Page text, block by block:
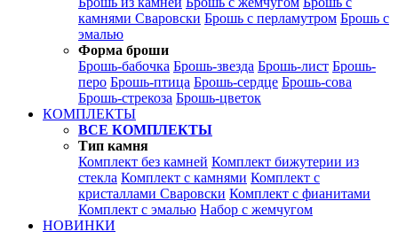
камнями Сваровски Брошь с перламутром Брошь с
эмалью
Форма броши
Брошь-бабочка Брошь-звезда Брошь-лист Брошь-
перо Брошь-птица Брошь-сердце Брошь-сова
Брошь-стрекоза Брошь-цветок
КОМПЛЕКТЫ
ВСЕ КОМПЛЕКТЫ
Тип камня
Комплект без камней Комплект бижутерии из
стекла Комплект с камнями Комплект с
кристаллами Сваровски Комплект с фианитами
Комплект с эмалью Набор с жемчугом
НОВИНКИ